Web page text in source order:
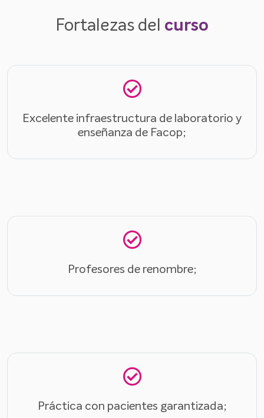
Fortalezas del curso
Excelente infraestructura de laboratorio y
enseñanza de Facop;
Profesores de renombre;
Práctica con pacientes garantizada;